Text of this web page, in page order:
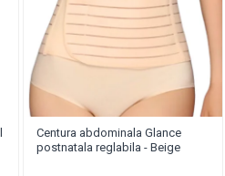
Centura abdominala Glance
postnatala reglabila - Beige